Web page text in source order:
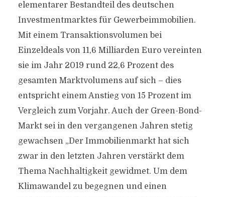
elementarer Bestandteil des deutschen
Investmentmarktes für Gewerbeimmobilien.
Mit einem Transaktionsvolumen bei
Einzeldeals von 11,6 Milliarden Euro vereinten
sie im Jahr 2019 rund 22,6 Prozent des
gesamten Marktvolumens auf sich – dies
entspricht einem Anstieg von 15 Prozent im
Vergleich zum Vorjahr. Auch der Green-Bond-
Markt sei in den vergangenen Jahren stetig
gewachsen „Der Immobilienmarkt hat sich
zwar in den letzten Jahren verstärkt dem
Thema Nachhaltigkeit gewidmet. Um dem
Klimawandel zu begegnen und einen